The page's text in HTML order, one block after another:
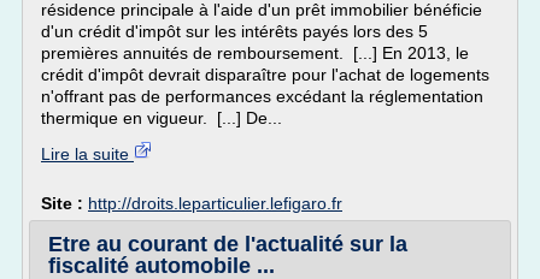
résidence principale à l'aide d'un prêt immobilier bénéficie
d'un crédit d'impôt sur les intérêts payés lors des 5
premières annuités de remboursement. [...] En 2013, le
crédit d'impôt devrait disparaître pour l'achat de logements
n'offrant pas de performances excédant la réglementation
thermique en vigueur. [...] De...
Lire la suite
Site : http://droits.leparticulier.lefigaro.fr
Etre au courant de l'actualité sur la
fiscalité automobile ...